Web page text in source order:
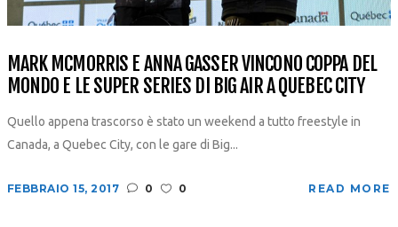
MARK MCMORRIS E ANNA GASSER VINCONO COPPA DEL
MONDO E LE SUPER SERIES DI BIG AIR A QUEBEC CITY
Quello appena trascorso è stato un weekend a tutto freestyle in
Canada, a Quebec City, con le gare di Big...
FEBBRAIO 15, 2017 0 0 READ MORE